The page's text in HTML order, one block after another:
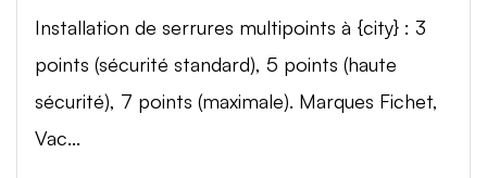
Installation de serrures multipoints à {city} : 3
points (sécurité standard), 5 points (haute
sécurité), 7 points (maximale). Marques Fichet,
Vac...